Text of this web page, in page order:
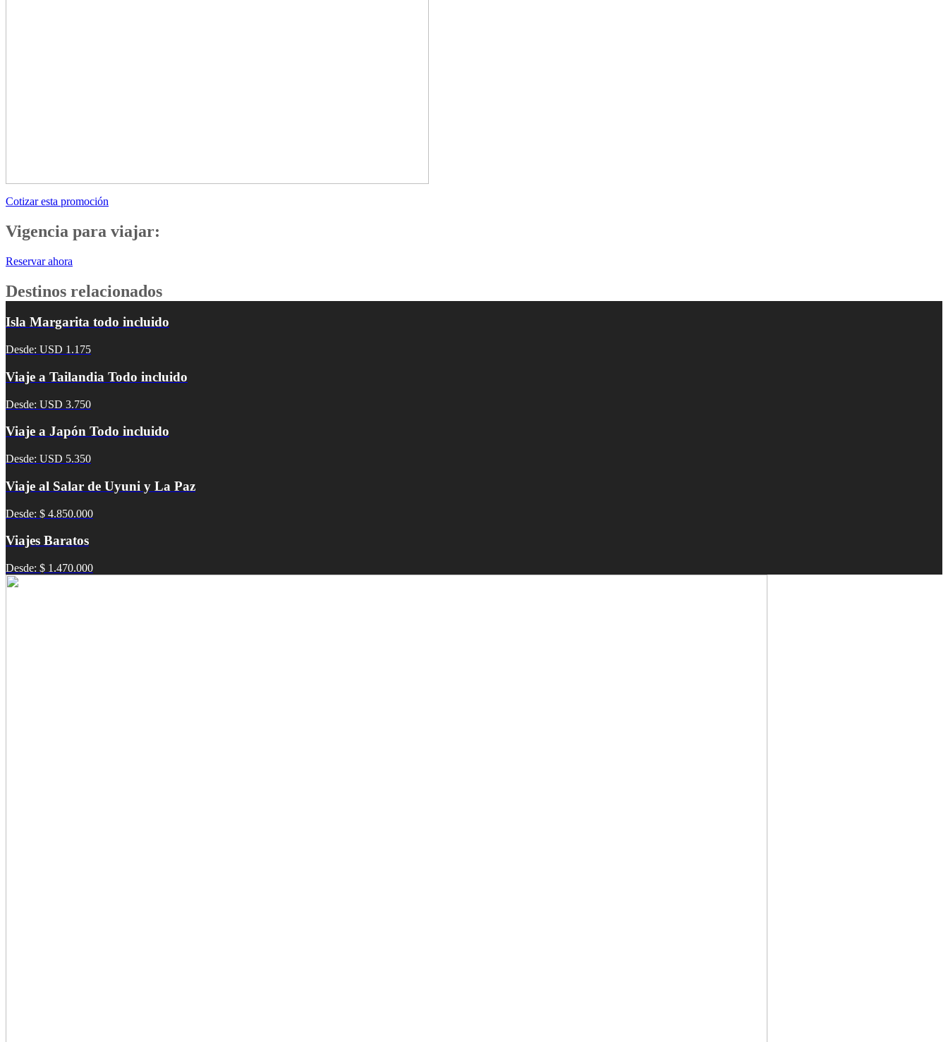
Cotizar esta promoción
Vigencia para viajar:
Reservar ahora
Destinos relacionados
Isla Margarita todo incluido
Desde: USD 1.175
Viaje a Tailandia Todo incluido
Desde: USD 3.750
Viaje a Japón Todo incluido
Desde: USD 5.350
Viaje al Salar de Uyuni y La Paz
Desde: $ 4.850.000
Viajes Baratos
Desde: $ 1.470.000